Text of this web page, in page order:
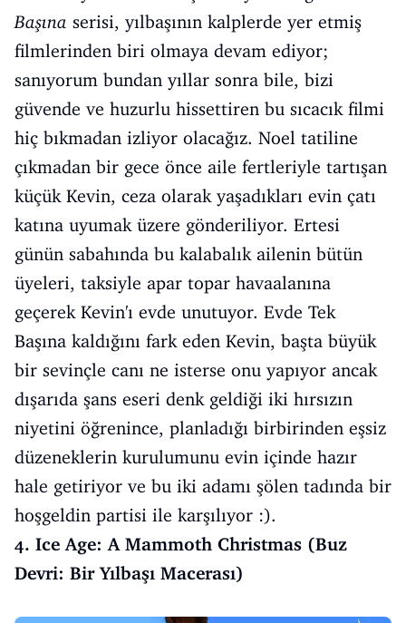
Başına serisi, yılbaşının kalplerde yer etmiş
filmlerinden biri olmaya devam ediyor;
sanıyorum bundan yıllar sonra bile, bizi
güvende ve huzurlu hissettiren bu sıcacık filmi
hiç bıkmadan izliyor olacağız. Noel tatiline
çıkmadan bir gece önce aile fertleriyle tartışan
küçük Kevin, ceza olarak yaşadıkları evin çatı
katına uyumak üzere gönderiliyor. Ertesi
günün sabahında bu kalabalık ailenin bütün
üyeleri, taksiyle apar topar havaalanına
geçerek Kevin'ı evde unutuyor. Evde Tek
Başına kaldığını fark eden Kevin, başta büyük
bir sevinçle canı ne isterse onu yapıyor ancak
dışarıda şans eseri denk geldiği iki hırsızın
niyetini öğrenince, planladığı birbirinden eşsiz
düzeneklerin kurulumunu evin içinde hazır
hale getiriyor ve bu iki adamı şölen tadında bir
hoşgeldin partisi ile karşılıyor :).
4. Ice Age: A Mammoth Christmas (Buz
Devri: Bir Yılbaşı Macerası)